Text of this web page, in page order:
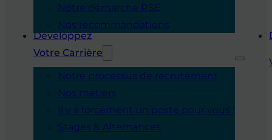
Notre démarche RSE
Nos recommandations
Développez
Votre Carrière
Notre processus de recrutement
Nos métiers
Il y a forcément un poste pour vous !
Stages & Alternances